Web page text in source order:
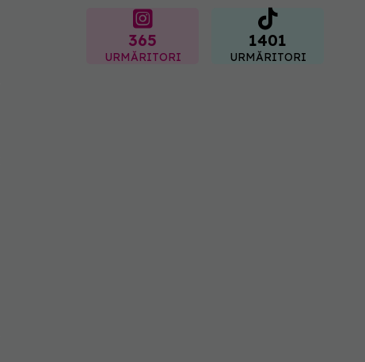
365
URMĂRITORI
1401
URMĂRITORI